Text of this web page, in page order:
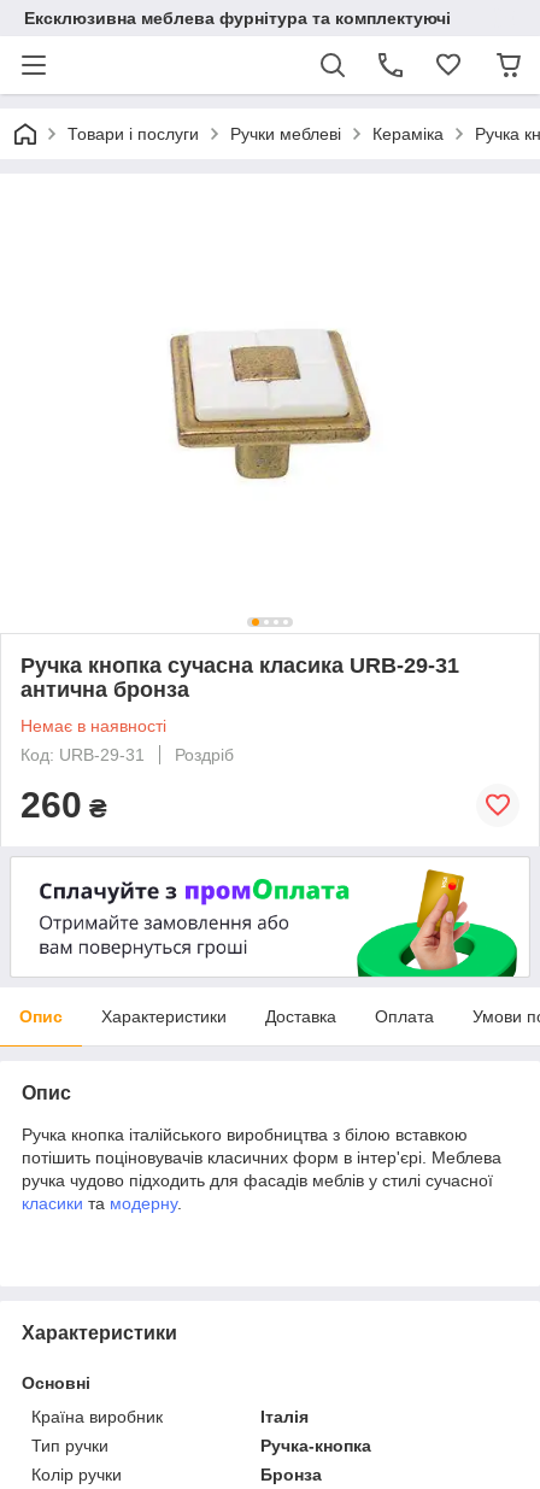
Ексклюзивна меблева фурнітура та комплектуючі
Товари і послуги Ручки меблеві Кераміка Ручка
Ручка кнопка сучасна класика URB-29-31
антична бронза
Немає в наявності
Код: URB-29-31
Роздріб
260 ₴
Опис Характеристики Доставка Оплата Умови
Опис
Ручка кнопка італійського виробництва з білою вставкою
потішить поціновувачів класичних форм в інтер'єрі. Меблева
ручка чудово підходить для фасадів меблів у стилі сучасної
класики та модерну.
Характеристики
Основні
Країна виробник
Італія
Тип ручки
Ручка-кнопка
Колір ручки
Бронза